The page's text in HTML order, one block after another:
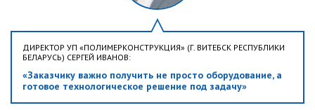
ДИРЕКТОР УП «ПОЛИМЕРКОНСТРУКЦИЯ» (Г. ВИТЕБСК РЕСПУБЛИКИ
БЕЛАРУСЬ) СЕРГЕЙ ИВАНОВ:
«Заказчику важно получить не просто оборудование, а
готовое технологическое решение под задачу»